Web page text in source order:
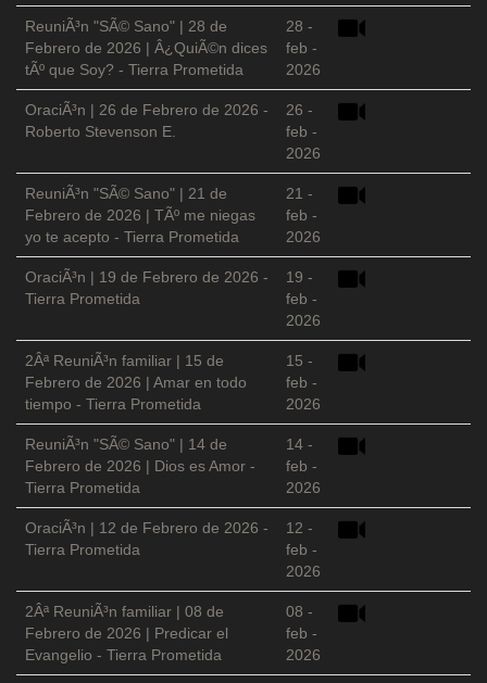
ReuniÃ³n "SÃ© Sano" | 28 de
Febrero de 2026 | Â¿QuiÃ©n dices
tÃº que Soy? - Tierra Prometida
28 -
feb -
2026
OraciÃ³n | 26 de Febrero de 2026 -
Roberto Stevenson E.
26 -
feb -
2026
ReuniÃ³n "SÃ© Sano" | 21 de
Febrero de 2026 | TÃº me niegas
yo te acepto - Tierra Prometida
21 -
feb -
2026
OraciÃ³n | 19 de Febrero de 2026 -
Tierra Prometida
19 -
feb -
2026
2Âª ReuniÃ³n familiar | 15 de
Febrero de 2026 | Amar en todo
tiempo - Tierra Prometida
15 -
feb -
2026
ReuniÃ³n "SÃ© Sano" | 14 de
Febrero de 2026 | Dios es Amor -
Tierra Prometida
14 -
feb -
2026
OraciÃ³n | 12 de Febrero de 2026 -
Tierra Prometida
12 -
feb -
2026
2Âª ReuniÃ³n familiar | 08 de
Febrero de 2026 | Predicar el
Evangelio - Tierra Prometida
08 -
feb -
2026